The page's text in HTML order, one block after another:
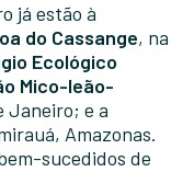
já estão à
do Cassange, na
Ecológico
Mico-leão-
Janeiro; e a
Amazonas.
sucedidos de